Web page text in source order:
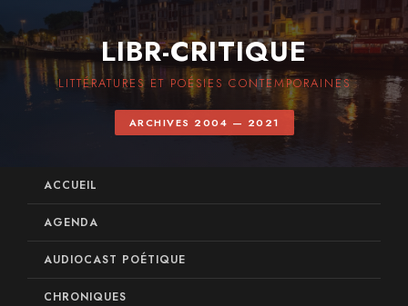
LIBR-CRITIQUE
LITTÉRATURES ET POÉSIES CONTEMPORAINES
ARCHIVES 2004 — 2021
ACCUEIL
AGENDA
AUDIOCAST POÉTIQUE
CHRONIQUES